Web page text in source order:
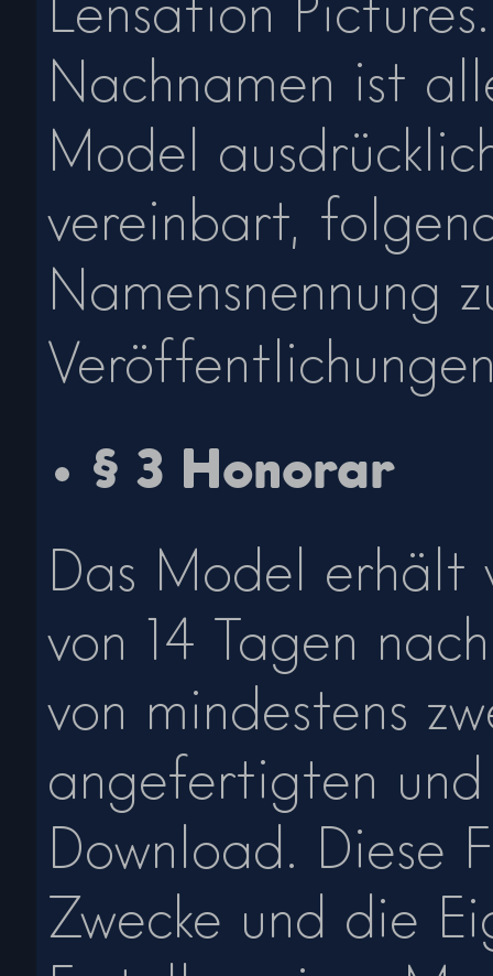
Lensation
Nachnamen ist
Model
vereinbart,
Namensnennung
§ 3 Honorar
Das Model erhält
von 14 Tagen
von mindestens
angefertigten
Download. Diese
Zwecke und die